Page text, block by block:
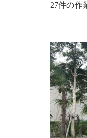
27件の作